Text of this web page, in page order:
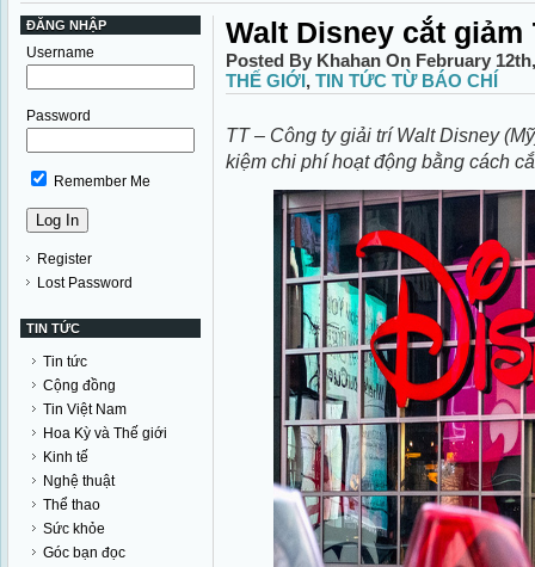
ĐĂNG NHẬP
Username
Password
Remember Me
Register
Lost Password
TIN TỨC
Tin tức
Cộng đồng
Tin Việt Nam
Hoa Kỳ và Thế giới
Kinh tế
Nghệ thuật
Thể thao
Sức khỏe
Góc bạn đọc
Walt Disney cắt giảm
Posted By Khahan On February
THẾ GIỚI, TIN TỨC TỪ BÁO CHÍ
TT – Công ty giải trí Walt Disney
kiệm chi phí hoạt động bằng cách